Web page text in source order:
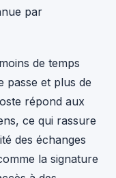
par
de temps
passe et plus de
répond aux
ce qui rassure
des échanges
la signature